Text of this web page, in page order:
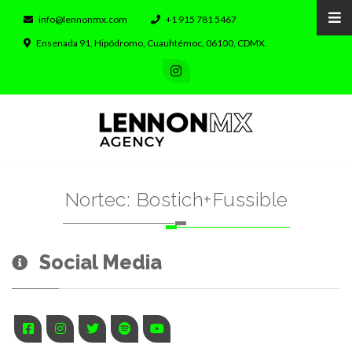
info@lennonmx.com
+1 915 781 5467
Ensenada 91, Hipódromo, Cuauhtémoc, 06100, CDMX.
Nortec: Bostich+Fussible
Social Media